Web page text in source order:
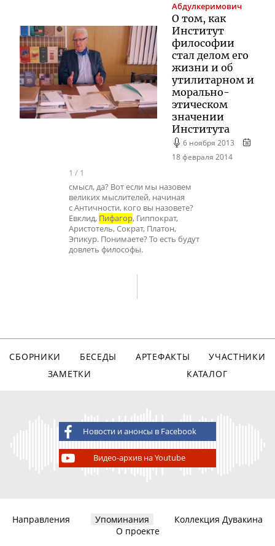
Абдулкеримович
О том, как
Институт
философии
стал делом его
жизни и об
утилитарном и
морально-
этическом
значении
Института
6 ноября 2013
18 февраля 2014
1 / 1
смысл, да? Вот если мы назовем
великих мыслителей, начиная
с Античности, кого вы назовете?
Евклид, Пифагор, Гиппократ,
Аристотель, Сократ, Платон,
Эпикур. Понимаете? То есть будут
довлеть философы.
СБОРНИКИ БЕСЕДЫ АРТЕФАКТЫ
УЧАСТНИКИ
ЗАМЕТКИ
КАТАЛОГ
Новости и анонсы в Facebook
Видео-архив на Youtube
Направления Упоминания
Коллекция Дувакина
О проекте